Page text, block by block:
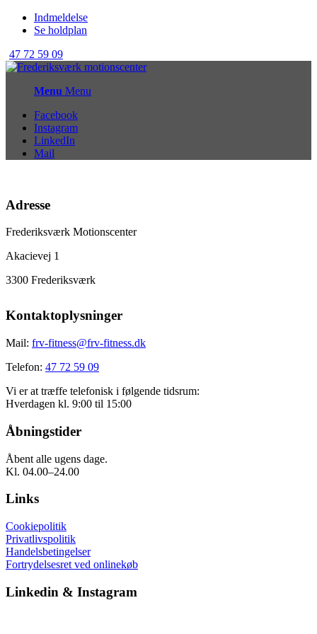
Indmeldelse
Se holdplan
47 72 59 09
Menu Menu
Facebook
Instagram
LinkedIn
Mail
Adresse
Frederiksværk Motionscenter
Akacievej 1
3300 Frederiksværk
Kontaktoplysninger
Mail: frv-fitness@frv-fitness.dk
Telefon: 47 72 59 09
Vi er at træffe telefonisk i følgende tidsrum:
Hverdagen kl. 9:00 til 15:00
Åbningstider
Åbent alle ugens dage.
Kl. 04.00–24.00
Links
Cookiepolitik
Privatlivspolitik
Handelsbetingelser
Fortrydelsesret ved onlinekøb
Linkedin & Instagram